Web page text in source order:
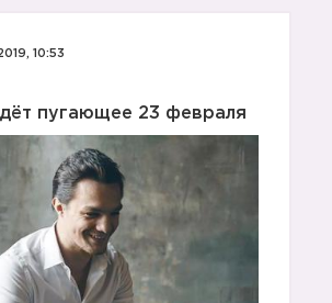
10:53
пугающее 23 февраля